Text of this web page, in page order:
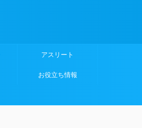
アスリート
お役立ち情報